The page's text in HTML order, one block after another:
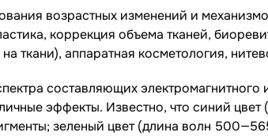
возрастных изменений и
коррекция объема тканей,
ткани), аппаратная косметология,
составляющих электромагнитного
эффекты. Известно, что синий
зеленый цвет (длина волн